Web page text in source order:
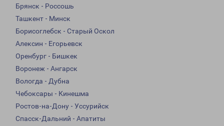
Брянск - Россошь
Ташкент - Минск
Борисоглебск - Старый Оскол
Алексин - Егорьевск
Оренбург - Бишкек
Воронеж - Ангарск
Вологда - Дубна
Чебоксары - Кинешма
Ростов-на-Дону - Уссурийск
Спасск-Дальний - Апатиты